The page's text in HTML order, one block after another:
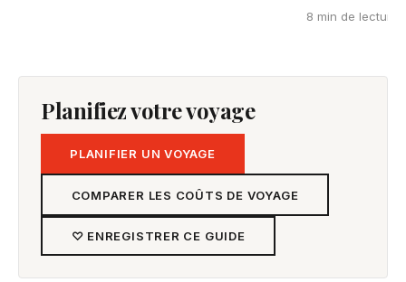
8 min de lecture
Planifiez votre voyage
PLANIFIER UN VOYAGE
COMPARER LES COÛTS DE VOYAGE
♡ ENREGISTRER CE GUIDE